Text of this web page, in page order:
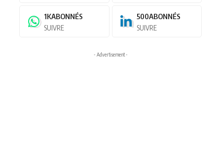
1KABONNÉS
SUIVRE
500ABONNÉS
SUIVRE
- Advertisement -